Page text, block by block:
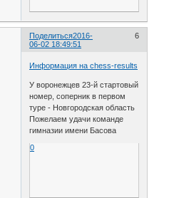
Поделиться 6
2016-
06-02 18:49:51
Информация на chess-results
У воронежцев 23-й стартовый
номер, соперник в первом
туре - Новгородская область
Пожелаем удачи команде
гимназии имени Басова
0